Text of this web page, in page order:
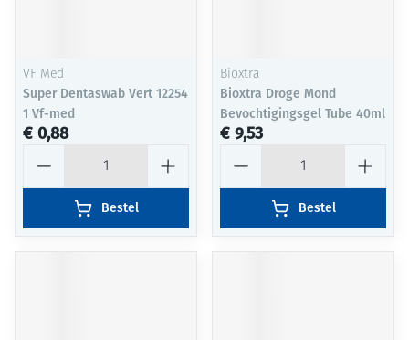
VF Med
Super Dentaswab Vert 12254
1 Vf-med
€ 0,88
Bestel
Bioxtra
Bioxtra Droge Mond
Bevochtigingsgel Tube 40ml
€ 9,53
Bestel